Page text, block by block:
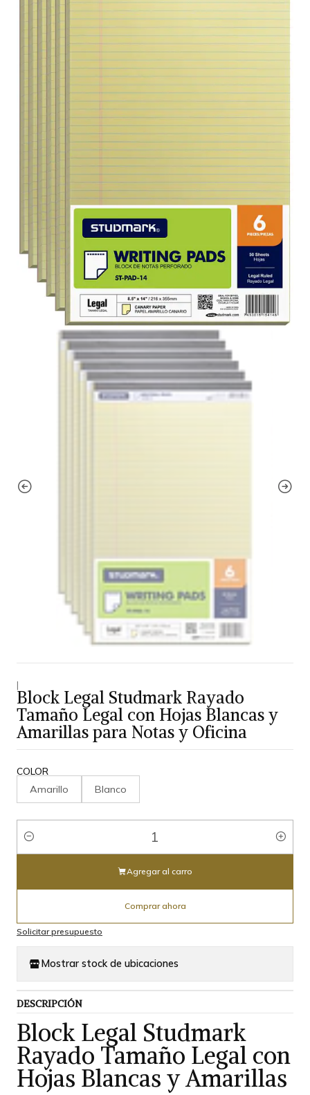
|
Block Legal Studmark Rayado
Tamaño Legal con Hojas Blancas y
Amarillas para Notas y Oficina
COLOR
Amarillo Blanco
Cantidad
Agregar al carro
Comprar ahora
Solicitar presupuesto
Mostrar stock de ubicaciones
DESCRIPCIÓN
Block Legal Studmark
Rayado Tamaño Legal con
Hojas Blancas y Amarillas